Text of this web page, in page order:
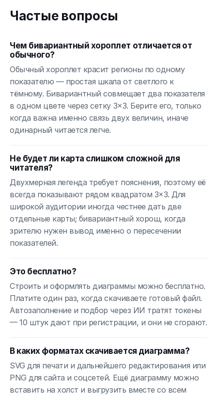
Частые вопросы
Чем бивариантный хороплет отличается от
обычного?
Обычный хороплет красит регионы по одному
показателю — простая шкала от светлого к
тёмному. Бивариантный совмещает два показателя
в одном цвете через сетку 3×3. Берите его, только
когда важна именно связь двух величин, иначе
одинарный читается легче.
Не будет ли карта слишком сложной для
читателя?
Двухмерная легенда требует пояснения, поэтому её
всегда показывают рядом квадратом 3×3. Для
широкой аудитории иногда честнее дать две
отдельные карты; бивариантный хорош, когда
зрителю нужен вывод именно о пересечении
показателей.
Это бесплатно?
Строить и оформлять диаграммы можно бесплатно.
Платите один раз, когда скачиваете готовый файл.
Автозаполнение и подбор через ИИ тратят токены
— 10 штук дают при регистрации, и они не сгорают.
В каких форматах скачивается диаграмма?
SVG для печати и дальнейшего редактирования или
PNG для сайта и соцсетей. Ещё диаграмму можно
вставить на холст и выгрузить вместе со всем